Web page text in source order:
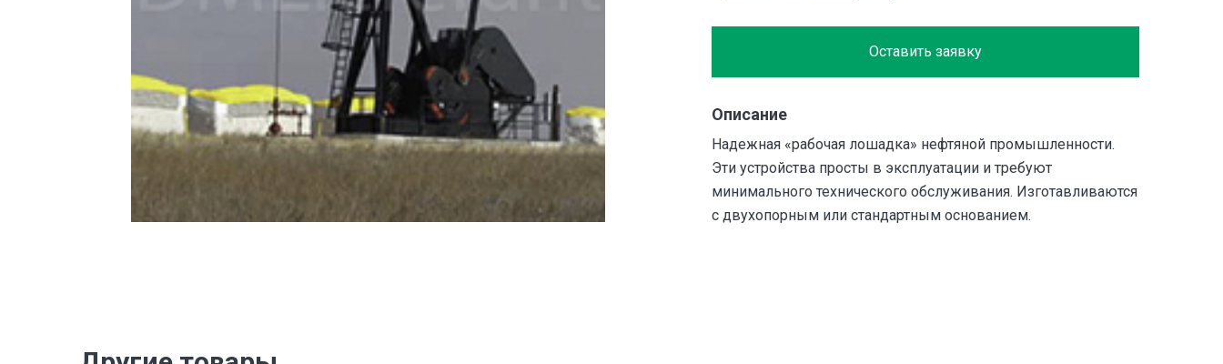
Оставить заявку
Описание
Надежная «рабочая лошадка» нефтяной промышленности.
Эти устройства просты в эксплуатации и требуют
минимального технического обслуживания. Изготавливаются
с двухопорным или стандартным основанием.